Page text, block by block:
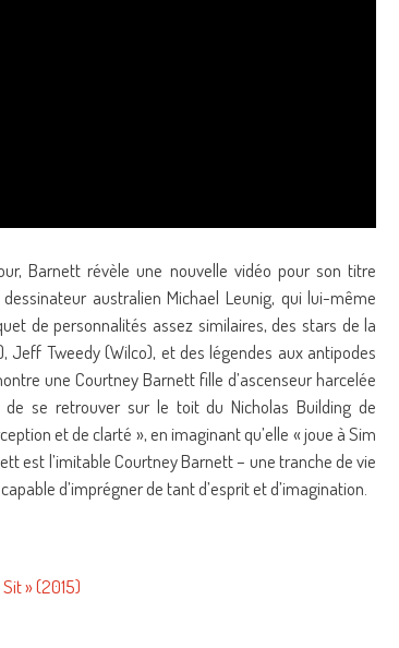
Barnett révèle une nouvelle vidéo pour son titre
australien Michael Leunig, qui lui-même
de personnalités assez similaires, des stars de la
Tweedy (Wilco), et des légendes aux antipodes
une Courtney Barnett fille d’ascenseur harcelée
se retrouver sur le toit du Nicholas Building de
et de clarté », en imaginant qu’elle « joue à Sim
est l’imitable Courtney Barnett – une tranche de vie
d’imprégner de tant d’esprit et d’imagination.
» (2015)